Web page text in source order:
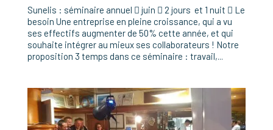
Sunelis : séminaire annuel  juin  2 jours et 1 nuit  Le
besoin Une entreprise en pleine croissance, qui a vu
ses effectifs augmenter de 50% cette année, et qui
souhaite intégrer au mieux ses collaborateurs ! Notre
proposition 3 temps dans ce séminaire : travail,...